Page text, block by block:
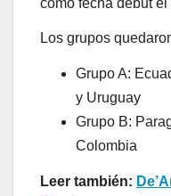
Los grupos
Grupo A:
y Uruguay
Grupo B:
Colombia
Leer también: